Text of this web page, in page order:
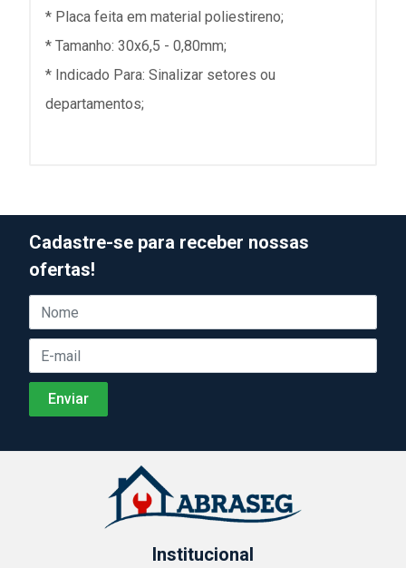
* Placa feita em material poliestireno;
* Tamanho: 30x6,5 - 0,80mm;
* Indicado Para: Sinalizar setores ou
departamentos;
Cadastre-se para receber nossas
ofertas!
Institucional